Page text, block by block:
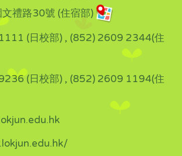
禮路30號 (住宿部)
(日校部) , (852) 2609 2344(住
(日校部) , (852) 2609 1194(住